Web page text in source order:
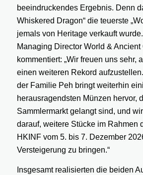
beeindruckendes Ergebnis. Denn
Whiskered Dragon“ die teuerste
jemals von Heritage verkauft
Managing Director World & Ancient
kommentiert: „Wir freuen uns sehr,
einen weiteren Rekord
der Familie Peh bringt weiterhin
herausragendsten Münzen hervor,
Sammlermarkt gelangt sind, und
darauf, weitere Stücke im Rahmen
HKINF vom 5. bis 7. Dezember
Versteigerung zu bringen.“
Insgesamt realisierten die beiden